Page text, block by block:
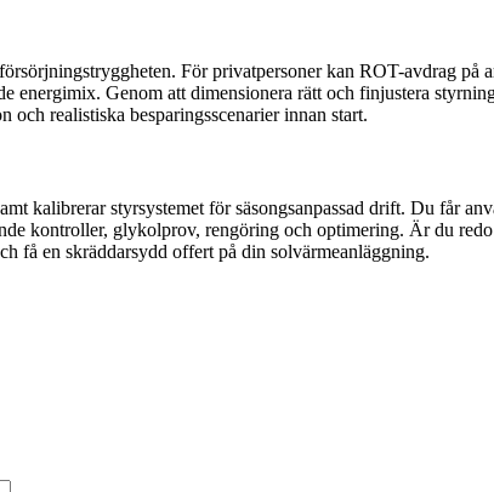
För privatpersoner kan ROT-avdrag på
energimix. Genom att dimensionera rätt och finjustera
realistiska besparingsscenarier innan start.
kalibrerar styrsystemet för säsongsanpassad drift. Du får
kontroller, glykolprov, rengöring och optimering. Är du
få en skräddarsydd offert på din solvärmeanläggning.